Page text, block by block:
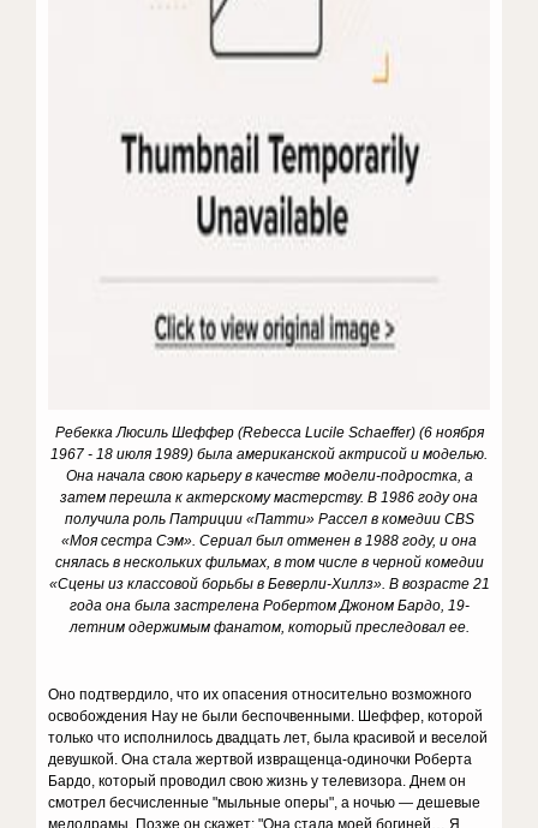
Ребекка Люсиль Шеффер (RebeccaLucileSchaeffer) (6 ноября
1967 - 18 июля 1989) была американской актрисой и моделью.
Она начала свою карьеру в качестве модели-подростка, а
затем перешла к актерскому мастерству. В 1986 году она
получила роль Патриции «Патти» Рассел в комедии CBS
«Моя сестра Сэм». Сериал был отменен в 1988 году, и она
снялась в нескольких фильмах, в том числе в черной комедии
«Сцены из классовой борьбы в Беверли-Хиллз». В возрасте 21
года она была застрелена Робертом Джоном Бардо, 19-
летним одержимым фанатом, который преследовал ее.
Оно подтвердило, что их опасения относительно возможного
освобождения Нау не были беспочвенными. Шеффер, которой
только что исполнилось двадцать лет, была красивой и веселой
девушкой. Она стала жертвой извращенца-одиночки Роберта
Бардо, который проводил свою жизнь у телевизора. Днем он
смотрел бесчисленные "мыльные оперы", а ночью — дешевые
мелодрамы. Позже он скажет: "Она стала моей богиней… Я